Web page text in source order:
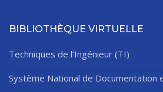
BIBLIOTHÈQUE VIRTUELLE
Techniques de l’Ingénieur (TI)
Système National de Documentation